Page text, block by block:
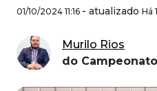
01/10/2024 11:16 - atualizado Há
Murilo Rios
do